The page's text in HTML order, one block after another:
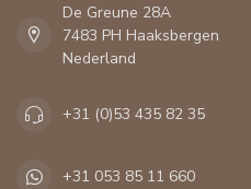
De Greune 28A
7483 PH Haaksbergen
Nederland
+31 (0)53 435 82 35
+31 053 85 11 660